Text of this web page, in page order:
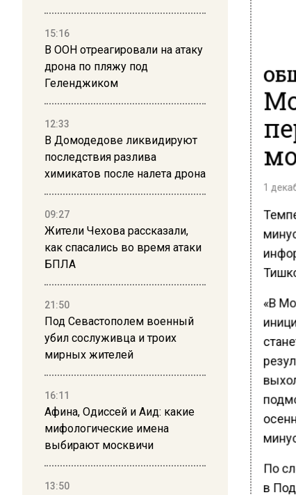
15:16
В ООН отреагировали на атаку
дрона по пляжу под
Геленджиком
12:33
В Домодедове ликвидируют
последствия разлива
химикатов после налета дрона
09:27
Жители Чехова рассказали,
как спасались во время атаки
БПЛА
21:50
Под Севастополем военный
убил сослуживца и троих
мирных жителей
16:11
Афина, Одиссей и Аид: какие
мифологические имена
выбирают москвичи
13:50
1
«В
По
в